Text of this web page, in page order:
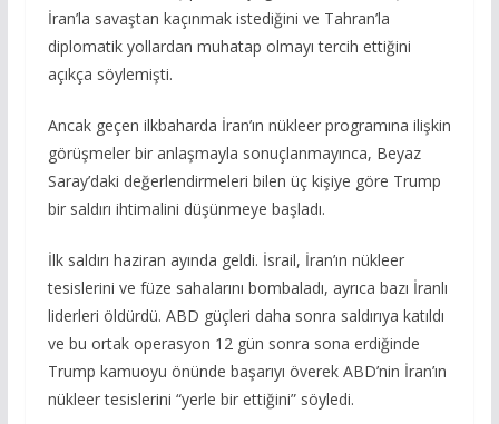
İran’la savaştan kaçınmak istediğini ve Tahran’la
diplomatik yollardan muhatap olmayı tercih ettiğini
açıkça söylemişti.
Ancak geçen ilkbaharda İran’ın nükleer programına ilişkin
görüşmeler bir anlaşmayla sonuçlanmayınca, Beyaz
Saray’daki değerlendirmeleri bilen üç kişiye göre Trump
bir saldırı ihtimalini düşünmeye başladı.
İlk saldırı haziran ayında geldi. İsrail, İran’ın nükleer
tesislerini ve füze sahalarını bombaladı, ayrıca bazı İranlı
liderleri öldürdü. ABD güçleri daha sonra saldırıya katıldı
ve bu ortak operasyon 12 gün sonra sona erdiğinde
Trump kamuoyu önünde başarıyı överek ABD’nin İran’ın
nükleer tesislerini “yerle bir ettiğini” söyledi.